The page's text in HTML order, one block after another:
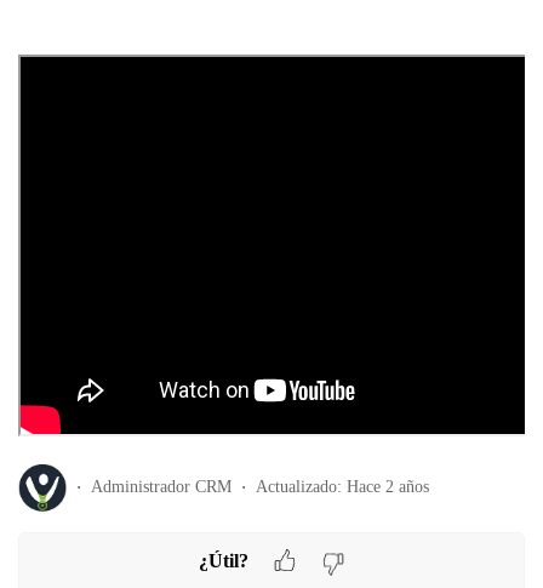
Administrador CRM Actualizado: Hace 2 años
¿Útil?